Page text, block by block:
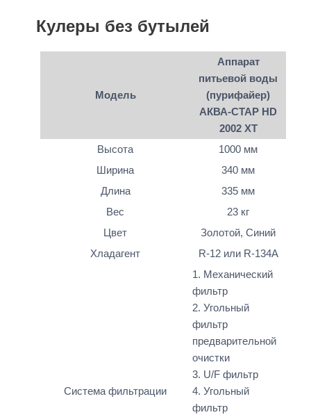
Кулеры без бутылей
Модель
Аппарат
питьевой воды
(пурифайер)
АКВА-СТАР HD
2002 XT
Высота
1000 мм
Ширина
340 мм
Длина
335 мм
Вес
23 кг
Цвет
Золотой, Синий
Хладагент
R-12 или R-134A
Система фильтрации
1. Механический
фильтр
2. Угольный
фильтр
предварительной
очистки
3. U/F фильтр
4. Угольный
фильтр